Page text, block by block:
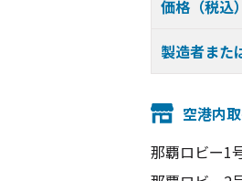
価格（税込）
製造者また
空港内
那覇ロビー1